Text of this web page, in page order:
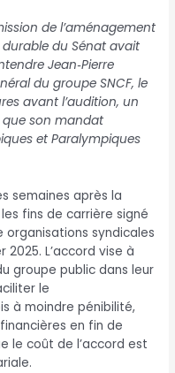
de l’aménagement
du Sénat avait
Jean‑Pierre
du groupe SNCF, le
avant l’audition, un
son mandat
et Paralympiques
semaines après la
fins de carrière signé
organisations syndicales
L’accord vise à
groupe public dans leur
le
à moindre pénibilité,
en fin de
le coût de l’accord est